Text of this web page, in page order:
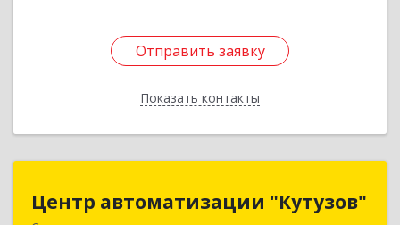
Отправить заявку
Показать контакты
Отправить заявку
Назад
Центр автоматизации "Кутузов"